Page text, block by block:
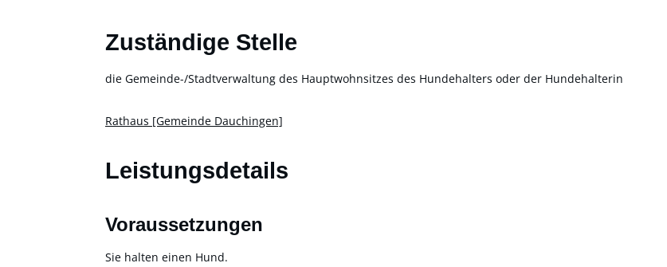
Zuständige Stelle
die Gemeinde-/Stadtverwaltung des Hauptwohnsitzes des Hundehalters oder der Hundehalterin
Rathaus [Gemeinde Dauchingen]
Leistungsdetails
Voraussetzungen
Sie halten einen Hund.